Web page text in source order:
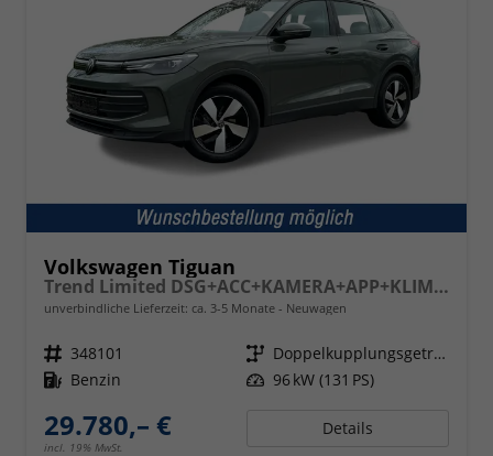
Volkswagen Tiguan
Trend Limited DSG+ACC+KAMERA+APP+KLIMA+LED+17" LM
unverbindliche Lieferzeit: ca. 3-5 Monate Neuwagen
Fahrzeugnr. 348101 Getriebe
Doppelkupplungsgetriebe (DSG)
Kraftstoff Benzin Leistung 96 kW (131 PS)
29.780,– €
incl. 19% MwSt.
Details